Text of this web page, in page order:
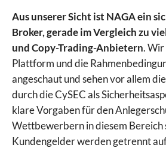
Aus unserer Sicht ist NAGA ein
Broker, gerade im Vergleich zu
und Copy-Trading-Anbietern. Wir
Plattform und die
angeschaut und sehen vor allem
durch die CySEC als
klare Vorgaben für den
Wettbewerbern in diesem Bereich
Kundengelder werden getrennt